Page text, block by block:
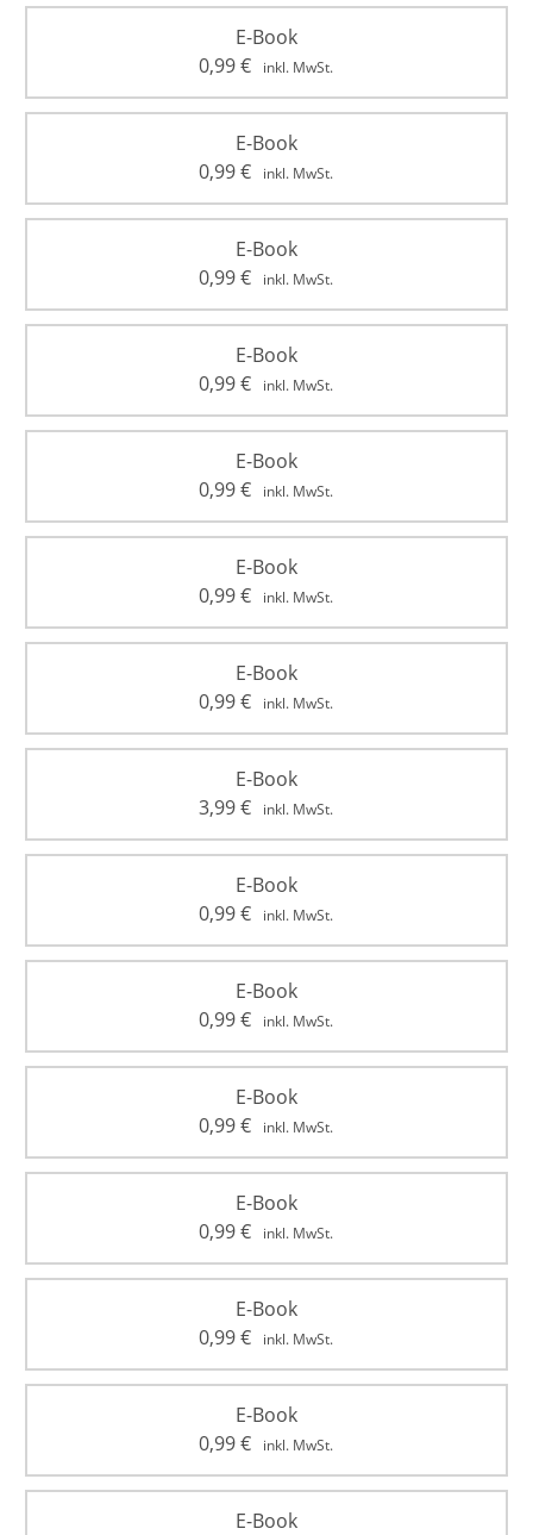
E-Book
0,99€ inkl. MwSt.
E-Book
0,99€ inkl. MwSt.
E-Book
0,99€ inkl. MwSt.
E-Book
0,99€ inkl. MwSt.
E-Book
0,99€ inkl. MwSt.
E-Book
0,99€ inkl. MwSt.
E-Book
0,99€ inkl. MwSt.
E-Book
3,99€ inkl. MwSt.
E-Book
0,99€ inkl. MwSt.
E-Book
0,99€ inkl. MwSt.
E-Book
0,99€ inkl. MwSt.
E-Book
0,99€ inkl. MwSt.
E-Book
0,99€ inkl. MwSt.
E-Book
0,99€ inkl. MwSt.
E-Book